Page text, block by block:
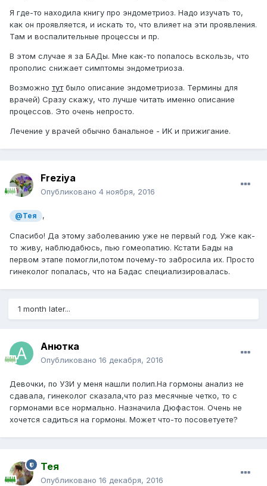
Я где-то находила книгу про эндометриоз. Надо изучать то,
как он проявляется, и искать то, что влияет на эти проявления.
Там и воспалительные процессы и пр.
В этом случае я за БАДы. Мне как-то попалось вскользь, что
прополис снижает симптомы эндометриоза.
Возможно тутбыло описание эндометриоза. Термины для
врачей) Сразу скажу, что лучше читать именно описание
процессов. Это очень непросто.
Лечение у врачей обычно банальное - ИК и прижигание.
Freziya
Опубликовано 4 ноября, 2016
@Тея ,
Спасибо! Да этому заболеванию уже не первый год. Уже как-
то живу, наблюдабюсь, пью гомеопатию. Кстати Бады на
первом этапе помогли,потом почему-то забросила их. Просто
гинеколог попалась, что на Бадас специализировалась.
1 month later...
Анютка
Опубликовано 16 декабря, 2016
Девочки, по УЗИ у меня нашли полип.На гормоны анализ не
сдавала, гинеколог сказала,что раз месячные четко, то с
гормонами все нормально. Назначила Дюфастон. Очень не
хочется садиться на гормоны. Может что-то посоветуете?
Тея
Опубликовано 16 декабря, 2016